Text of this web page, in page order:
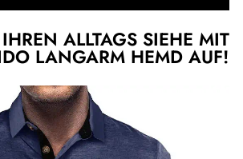
ALLTAGS SIEHE MIT
LANGARM HEMD AUF!